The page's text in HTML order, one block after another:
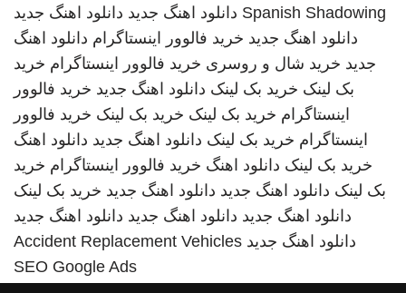
Spanish Shadowing دانلود اهنگ جدید دانلود اهنگ جدید
دانلود اهنگ جدید خرید فالوور اینستاگرام دانلود اهنگ
جدید خرید شال و روسری خرید فالوور اینستاگرام خرید
بک لینک خرید بک لینک دانلود اهنگ جدید خرید فالوور
اینستاگرام خرید بک لینک خرید بک لینک خرید فالوور
اینستاگرام خرید بک لینک دانلود اهنگ جدید دانلود اهنگ
خرید بک لینک دانلود اهنگ خرید فالوور اینستاگرام خرید
بک لینک دانلود اهنگ جدید دانلود اهنگ جدید خرید بک لینک
دانلود اهنگ جدید دانلود اهنگ جدید دانلود اهنگ جدید
دانلود اهنگ جدید Accident Replacement Vehicles
SEO Google Ads